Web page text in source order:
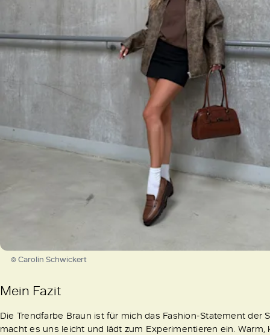
© Carolin Schwickert
Mein Fazit
Die Trendfarbe Braun ist für mich das Fashion-Statement der
macht es uns leicht und lädt zum Experimentieren ein.